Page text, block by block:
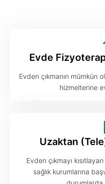
Evde
Evden çıkmanın mümkün
hizmelterine
Uzaktan
Evden çıkmayı
sağlık kurumlarına